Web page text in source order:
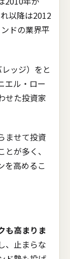
以降は2012
ドの業界平
ッジ）をと
エル・ロー
せた投資家
ませて投資
が多く、
を高めるこ
も高まりま
、止まらな